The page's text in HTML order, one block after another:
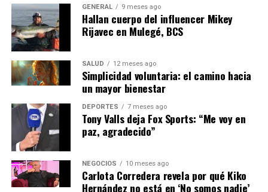
Siguientes Pasos
Con la implementación de esta ley, España se une a
otros países europeos que han adoptado medidas
similares para proteger la privacidad de los datos. A
medida que las empresas se preparan para cumplir con
las nuevas regulaciones, se espera que haya un aumento
en la demanda de servicios de consultoría y soluciones
tecnológicas que ayuden a gestionar el cumplimiento
normativo.
El gobierno ha anunciado que lanzará una campaña de
concienciación para educar tanto a las empresas como a
GENERAL 9 meses ago
Hallan cuerpo del influencer Mikey
Rijavec en Mulegé, BCS
SALUD 12 meses ago
Simplicidad voluntaria: el camino hacia
un mayor bienestar
DEPORTES 7 meses ago
Tony Valls deja Fox Sports: “Me voy en
paz, agradecido”
NEGOCIOS 10 meses ago
Carlota Corredera revela por qué Kiko
Hernández no está en ‘No somos nadie’